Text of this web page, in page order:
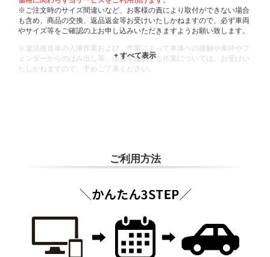
※ご注文時のサイズ間違いなど、お客様の責により取付ができない場合
も含め、商品の交換、返品返金等お受けいたしかねますので、必ず車両
やサイズ等をご確認の上お申し込みいただきますようお願い致します。
※違法改造車の入庫作業および、作業によって車体への接触や車枠やフ
ェンダーからのはみ出し等、法規を逸脱する作業については、お受けい
たしかねますので、予めご了承ください。
ご利用方法